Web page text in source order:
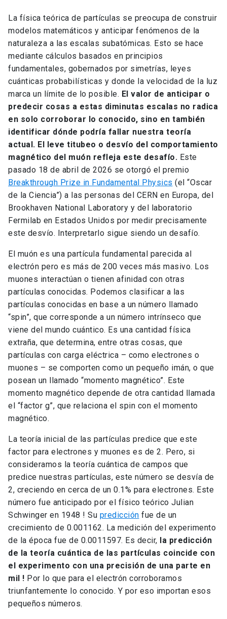
La física teórica de partículas se preocupa de construir
modelos matemáticos y anticipar fenómenos de la
naturaleza a las escalas subatómicas. Esto se hace
mediante cálculos basados en principios
fundamentales, gobernados por simetrías, leyes
cuánticas probabilísticas y donde la velocidad de la luz
marca un límite de lo posible. El valor de anticipar o
predecir cosas a estas diminutas escalas no radica
en solo corroborar lo conocido, sino en también
identificar dónde podría fallar nuestra teoría
actual. El leve titubeo o desvío del comportamiento
magnético del muón refleja este desafío. Este
pasado 18 de abril de 2026 se otorgó el premio
Breakthrough Prize in Fundamental Physics (el “Oscar
de la Ciencia”) a las personas del CERN en Europa, del
Brookhaven National Laboratory y del laboratorio
Fermilab en Estados Unidos por medir precisamente
este desvío. Interpretarlo sigue siendo un desafío.
El muón es una partícula fundamental parecida al
electrón pero es más de 200 veces más masivo. Los
muones interactúan o tienen afinidad con otras
partículas conocidas. Podemos clasificar a las
partículas conocidas en base a un número llamado
“spin”, que corresponde a un número intrínseco que
viene del mundo cuántico. Es una cantidad física
extraña, que determina, entre otras cosas, que
partículas con carga eléctrica – como electrones o
muones – se comporten como un pequeño imán, o que
posean un llamado “momento magnético”. Este
momento magnético depende de otra cantidad llamada
el “factor g”, que relaciona el spin con el momento
magnético.
La teoría inicial de las partículas predice que este
factor para electrones y muones es de 2. Pero, si
consideramos la teoría cuántica de campos que
predice nuestras partículas, este número se desvía de
2, creciendo en cerca de un 0.1% para electrones. Este
número fue anticipado por el físico teórico Julian
Schwinger en 1948 ! Su predicción fue de un
crecimiento de 0.001162. La medición del experimento
de la época fue de 0.0011597. Es decir, la predicción
de la teoría cuántica de las partículas coincide con
el experimento con una precisión de una parte en
mil ! Por lo que para el electrón corroboramos
triunfantemente lo conocido. Y por eso importan esos
pequeños números.